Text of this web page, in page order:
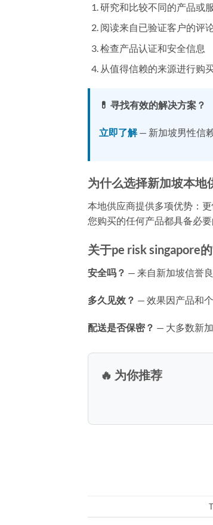
研究和比较不同的产品或
阅读来自已验证客户的评
检查产品认证和安全信息
从值得信赖的来源进行购
💊 寻找有效的解决方案？
立即了解— 新加坡男性信
为什么选择新加坡本地
本地供应商提供多项优势：
您购买的任何产品都具备必要
关于pe risk singapore
安全吗？ — 来自新加坡信誉
多久见效？ — 效果因产品和
配送是否保密？ — 大多数新
🔥 为你推荐